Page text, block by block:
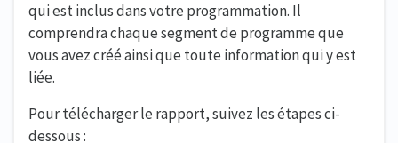
qui est inclus dans votre programmation. Il
comprendra chaque segment de programme que
vous avez créé ainsi que toute information qui y est
liée.
Pour télécharger le rapport, suivez les étapes ci-
dessous :